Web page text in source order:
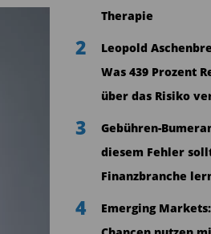
Therapie
2
Leopold
Was 439 Prozent
über das Risiko
3
Gebühren-
diesem Fehler
Finanzbranche
4
Emerging Markets: